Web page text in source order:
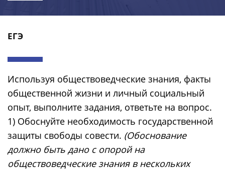
ЕГЭ
Используя обществоведческие знания, факты
общественной жизни и личный социальный
опыт, выполните задания, ответьте на вопрос.
1) Обоснуйте необходимость государственной
защиты свободы совести. (Обоснование
должно быть дано с опорой на
обществоведческие знания в нескольких